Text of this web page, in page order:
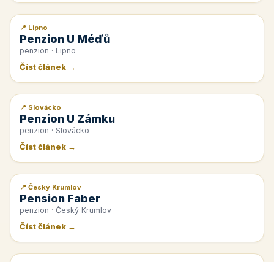
📰 PR článek
📍 Lipno
Penzion U Méďů
penzion · Lipno
Číst článek →
📰 PR článek
📍 Slovácko
Penzion U Zámku
penzion · Slovácko
Číst článek →
📰 PR článek
📍 Český Krumlov
Pension Faber
penzion · Český Krumlov
Číst článek →